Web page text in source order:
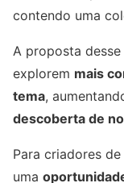
contendo uma
A proposta
explorem mais
tema,
descoberta de
Para criadores
uma